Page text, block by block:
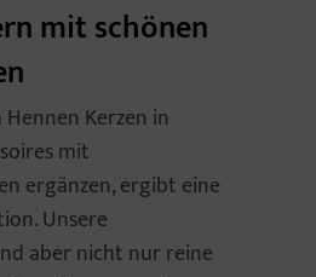
mit schönen
Kerzen in
mit
ergänzen, ergibt eine
Unsere
aber nicht nur reine